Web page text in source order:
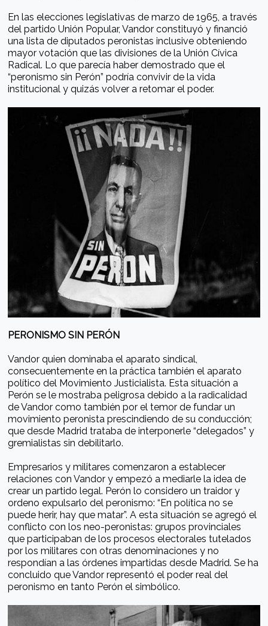
En las elecciones legislativas de marzo de 1965, a través
del partido Unión Popular, Vandor constituyó y financió
una lista de diputados peronistas inclusive obteniendo
mayor votación que las divisiones de la Unión Cívica
Radical. Lo que parecía haber demostrado que el
“peronismo sin Perón” podría convivir de la vida
institucional y quizás volver a retomar el poder.
PERONISMO SIN PERÓN
Vandor quien dominaba el aparato sindical,
consecuentemente en la práctica también el aparato
político del Movimiento Justicialista. Esta situación a
Perón se le mostraba peligrosa debido a la radicalidad
de Vandor como también por el temor de fundar un
movimiento peronista prescindiendo de su conducción;
que desde Madrid trataba de interponerle “delegados” y
gremialistas sin debilitarlo.
Empresarios y militares comenzaron a establecer
relaciones con Vandor y empezó a mediarle la idea de
crear un partido legal. Perón lo considero un traidor y
ordeno expulsarlo del peronismo: “En política no se
puede herir, hay que matar”. A esta situación se agregó el
conflicto con los neo-peronistas: grupos provinciales
que participaban de los procesos electorales tutelados
por los militares con otras denominaciones y no
respondían a las órdenes impartidas desde Madrid. Se ha
concluido que Vandor representó el poder real del
peronismo en tanto Perón el simbólico.